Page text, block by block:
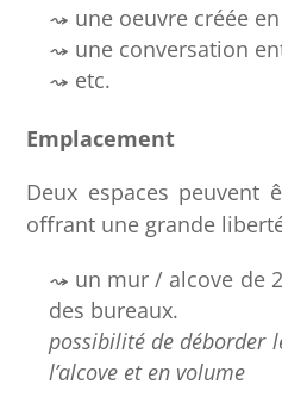
une oeuvre créée
une conversation
etc.
Emplacement
Deux espaces peuvent
oﬀrant une grande
un mur / alcove de
des bureaux.
possibilité de déborder
l’alcove et en volume